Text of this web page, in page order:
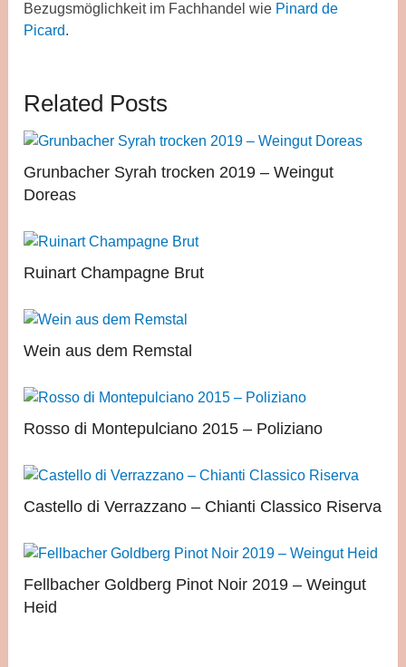
Bezugsmöglichkeit im Fachhandel wie Pinard de
Picard.
Related Posts
Grunbacher Syrah trocken 2019 – Weingut
Doreas
Ruinart Champagne Brut
Wein aus dem Remstal
Rosso di Montepulciano 2015 – Poliziano
Castello di Verrazzano – Chianti Classico Riserva
Fellbacher Goldberg Pinot Noir 2019 – Weingut
Heid